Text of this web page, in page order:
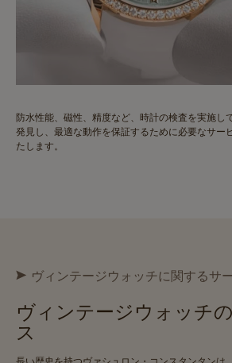
防水性能、磁性、精度など、時計の検査を実施し
発見し、最適な動作を保証するために必要なサー
たします。
ヴィンテージウォッチに関するサ
ヴィンテージウォッチ
ス